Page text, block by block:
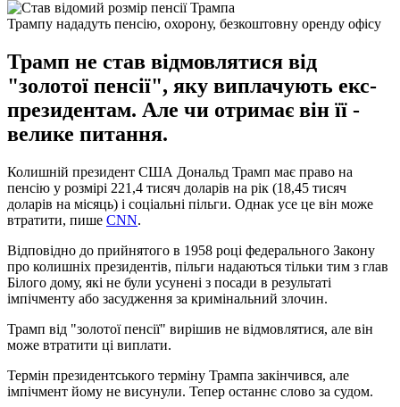
Трампу нададуть пенсію, охорону, безкоштовну оренду офісу
Трамп не став відмовлятися від
"золотої пенсії", яку виплачують екс-
президентам. Але чи отримає він її -
велике питання.
Колишній президент США Дональд Трамп має право на
пенсію у розмірі 221,4 тисяч доларів на рік (18,45 тисяч
доларів на місяць) і соціальні пільги. Однак усе це він може
втратити, пише CNN.
Відповідно до прийнятого в 1958 році федерального Закону
про колишніх президентів, пільги надаються тільки тим з глав
Білого дому, які не були усунені з посади в результаті
імпічменту або засудження за кримінальний злочин.
Трамп від "золотої пенсії" вирішив не відмовлятися, але він
може втратити ці виплати.
Термін президентського терміну Трампа закінчився, але
імпічмент йому не висунули. Тепер останнє слово за судом.